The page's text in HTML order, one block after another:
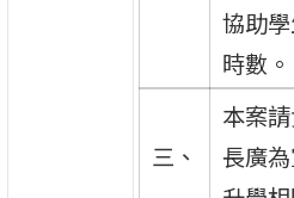
協助
時數。
三、
本案
長廣